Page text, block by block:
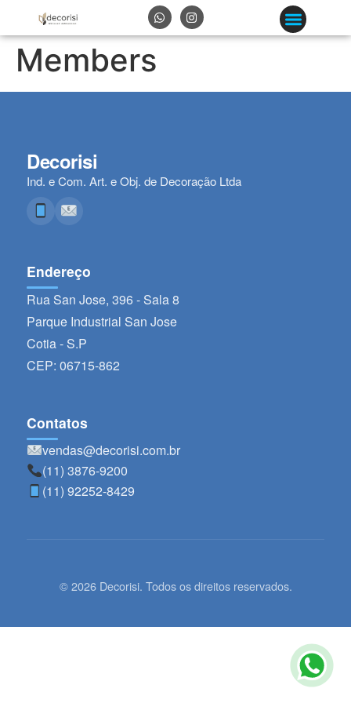
Members
Decorisi
Ind. e Com. Art. e Obj. de Decoração Ltda
Endereço
Rua San Jose, 396 - Sala 8
Parque Industrial San Jose
Cotia - S.P
CEP: 06715-862
Contatos
vendas@decorisi.com.br
(11) 3876-9200
(11) 92252-8429
© 2026 Decorisi. Todos os direitos reservados.